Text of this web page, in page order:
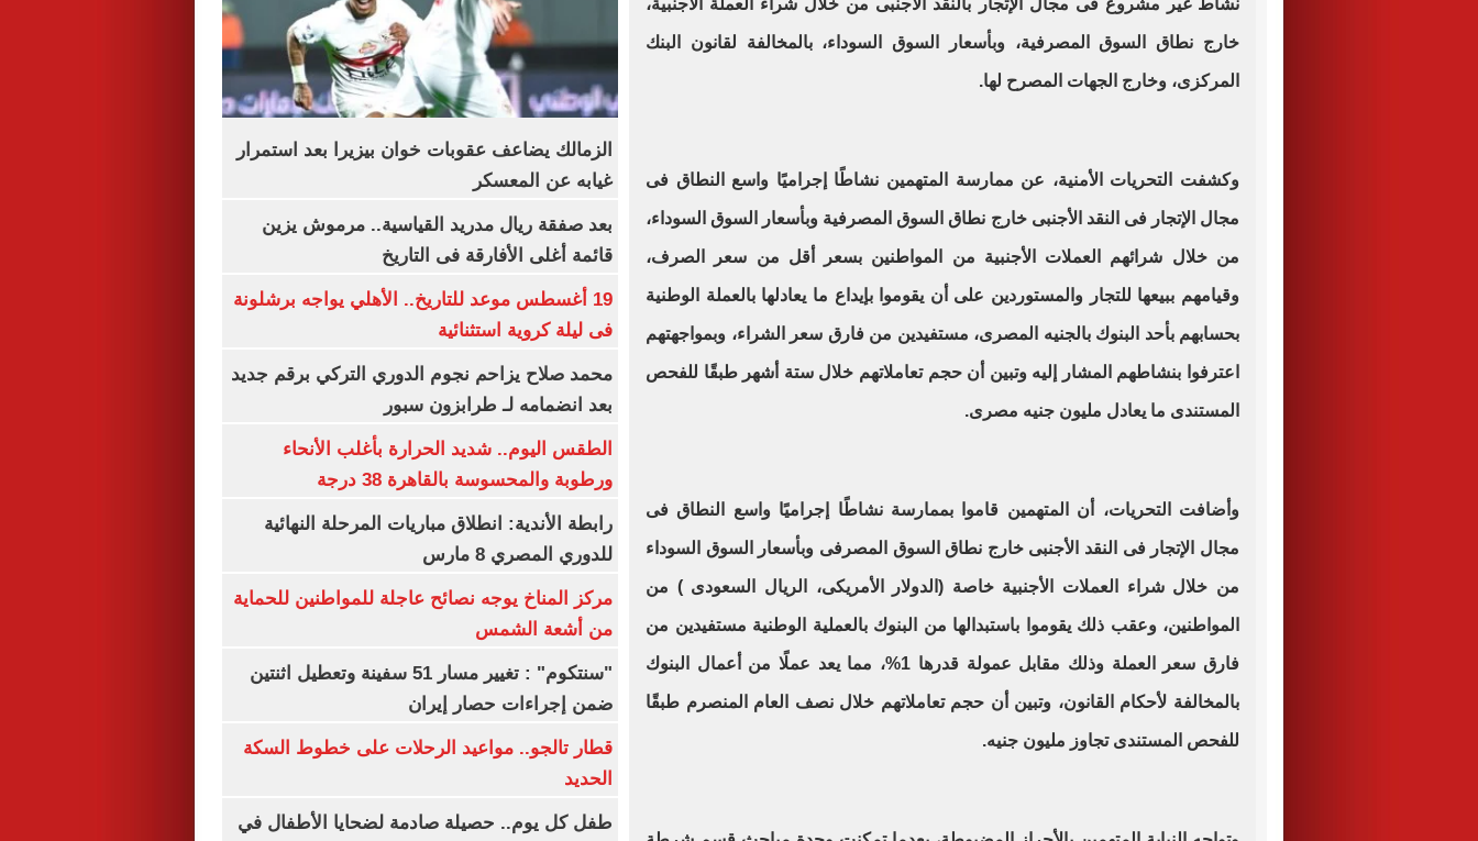
نشاط غير مشروع فى مجال الإتجار بالنقد الأجنبى من خلال شراء العملة الأجنبية،
خارج نطاق السوق المصرفية، وبأسعار السوق السوداء، بالمخالفة لقانون البنك
المركزى، وخارج الجهات المصرح لها.
وكشفت التحريات الأمنية، عن ممارسة المتهمين نشاطًا إجراميًا واسع النطاق فى
مجال الإتجار فى النقد الأجنبى خارج نطاق السوق المصرفية وبأسعار السوق السوداء،
من خلال شرائهم العملات الأجنبية من المواطنين بسعر أقل من سعر الصرف،
وقيامهم ببيعها للتجار والمستوردين على أن يقوموا بإيداع ما يعادلها بالعملة الوطنية
بحسابهم بأحد البنوك بالجنيه المصرى، مستفيدين من فارق سعر الشراء، وبمواجهتهم
اعترفوا بنشاطهم المشار إليه وتبين أن حجم تعاملاتهم خلال ستة أشهر طبقًا للفحص
المستندى ما يعادل مليون جنيه مصرى.
وأضافت التحريات، أن المتهمين قاموا بممارسة نشاطًا إجراميًا واسع النطاق فى
مجال الإتجار فى النقد الأجنبى خارج نطاق السوق المصرفى وبأسعار السوق السوداء
من خلال شراء العملات الأجنبية خاصة (الدولار الأمريكى، الريال السعودى ) من
المواطنين، وعقب ذلك يقوموا باستبدالها من البنوك بالعملية الوطنية مستفيدين من
فارق سعر العملة وذلك مقابل عمولة قدرها 1%، مما يعد عملًا من أعمال البنوك
بالمخالفة لأحكام القانون، وتبين أن حجم تعاملاتهم خلال نصف العام المنصرم طبقًا
للفحص المستندى تجاوز مليون جنيه.
الزمالك يضاعف عقوبات خوان بيزيرا بعد استمرار
غيابه عن المعسكر
بعد صفقة ريال مدريد القياسية.. مرموش يزين
قائمة أغلى الأفارقة فى التاريخ
19 أغسطس موعد للتاريخ.. الأهلي يواجه برشلونة
فى ليلة كروية استثنائية
محمد صلاح يزاحم نجوم الدوري التركي برقم جديد
بعد انضمامه لـ طرابزون سبور
الطقس اليوم.. شديد الحرارة بأغلب الأنحاء
ورطوبة والمحسوسة بالقاهرة 38 درجة
رابطة الأندية: انطلاق مباريات المرحلة النهائية
للدوري المصري 8 مارس
مركز المناخ يوجه نصائح عاجلة للمواطنين للحماية
من أشعة الشمس
"سنتكوم" : تغيير مسار 51 سفينة وتعطيل اثنتين
ضمن إجراءات حصار إيران
قطار تالجو.. مواعيد الرحلات على خطوط السكة
الحديد
طفل كل يوم.. حصيلة صادمة لضحايا الأطفال في